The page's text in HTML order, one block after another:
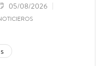
05/08/2026